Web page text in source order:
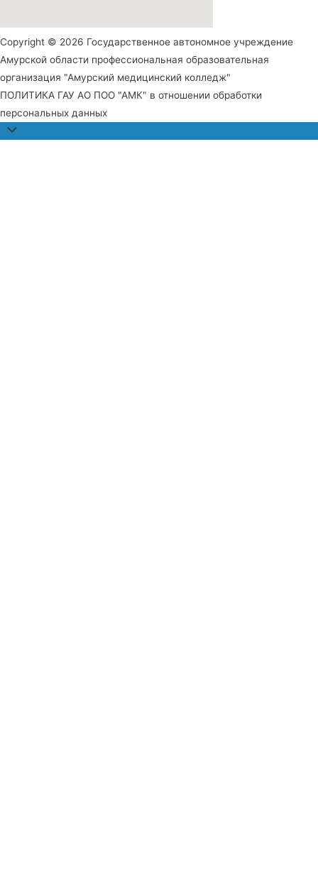
Copyright © 2026 Государственное автономное учреждение
Амурской области профессиональная образовательная
организация "Амурский медицинский колледж"
ПОЛИТИКА ГАУ АО ПОО "АМК" в отношении обработки
персональных данных
Прокрутить